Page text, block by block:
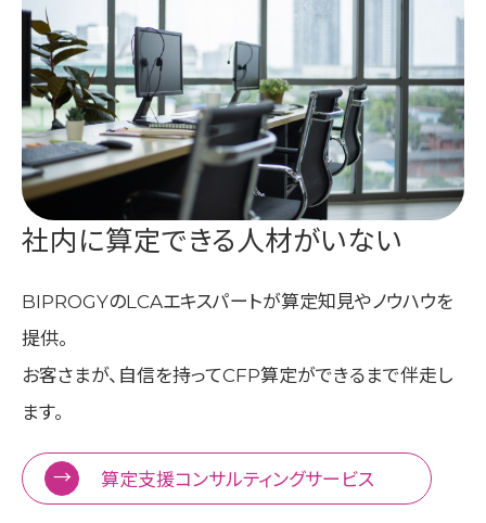
社内に算定できる人材がいない
BIPROGYのLCAエキスパートが算定知見やノウハウを
提供。
お客さまが、自信を持ってCFP算定ができるまで伴走し
ます。
算定支援コンサルティングサービス